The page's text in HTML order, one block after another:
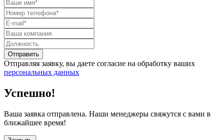
Отправить
Отправляя заявку, вы даете согласие на обработку ваших
персональных данных
Успешно!
Ваша заявка отправлена. Наши менеджеры свяжутся с вами в
ближайшее время!